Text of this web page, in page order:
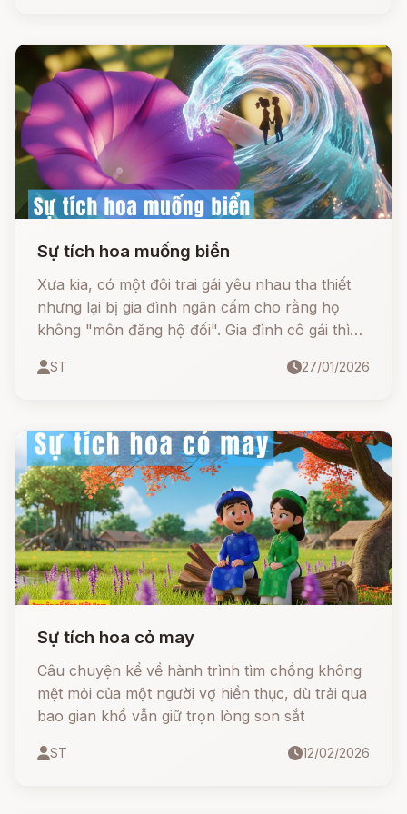
Sự tích hoa muống biển
Xưa kia, có một đôi trai gái yêu nhau tha thiết
nhưng lại bị gia đình ngăn cấm cho rằng họ
không "môn đăng hộ đối". Gia đình cô gái thì
khó.
ST 27/01/2026
Sự tích hoa cỏ may
Câu chuyện kể về hành trình tìm chồng không
mệt mỏi của một người vợ hiền thục, dù trải qua
bao gian khổ vẫn giữ trọn lòng son sắt
ST 12/02/2026